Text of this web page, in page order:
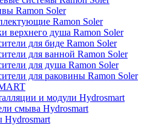
Ramon Soler
Ramon Soler
верхнего душа Ramon Soler
для биде Ramon Soler
для ванной Ramon Soler
для душа Ramon Soler
для раковины Ramon Soler
и модули Hydrosmart
смыва Hydrosmart
Hydrosmart